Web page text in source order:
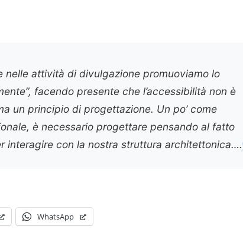
nelle attività di divulgazione promuoviamo lo
facendo presente che l’accessibilità non è
un principio di progettazione. Un po’ come
è necessario progettare pensando al fatto
interagire con la nostra struttura architettonica….
WhatsApp